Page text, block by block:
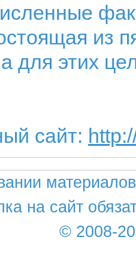
из
для этих
сайт:
на сайт
© 2008-